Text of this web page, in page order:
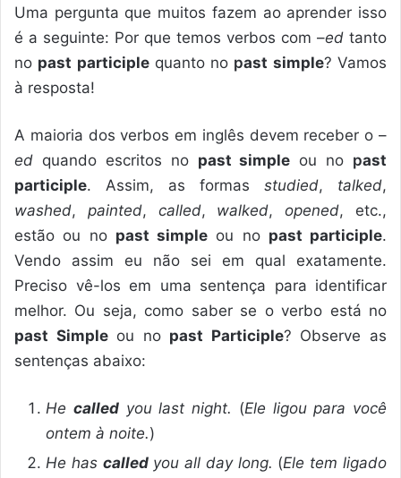
Uma pergunta que muitos fazem ao aprender isso
é a seguinte: Por que temos verbos com –ed tanto
no past participlequanto no past simple? Vamos
à resposta!
A maioria dos verbos em inglês devem receber o –
ed quando escritos no past simple ou no past
participle. Assim, as formas studied, talked,
washed, painted, called, walked,opened, etc.,
estão ou no past simple ou no past participle.
Vendo assim eu não sei em qual exatamente.
Preciso vê-los em uma sentença para identificar
melhor. Ou seja, como saber se o verbo está no
past Simpleou no past Participle? Observe as
sentenças abaixo:
He calledyou last night. (Ele ligou para você
ontem à noite.)
He has calledyou all day long. (Ele tem ligado